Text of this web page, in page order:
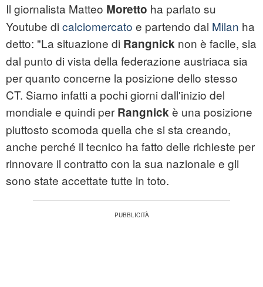
Il giornalista Matteo Moretto ha parlato su
Youtube di calciomercato e partendo dal Milan ha
detto: "La situazione di Rangnick non è facile, sia
dal punto di vista della federazione austriaca sia
per quanto concerne la posizione dello stesso
CT. Siamo infatti a pochi giorni dall'inizio del
mondiale e quindi per Rangnickè una posizione
piuttosto scomoda quella che si sta creando,
anche perché il tecnico ha fatto delle richieste per
rinnovare il contratto con la sua nazionale e gli
sono state accettate tutte in toto.